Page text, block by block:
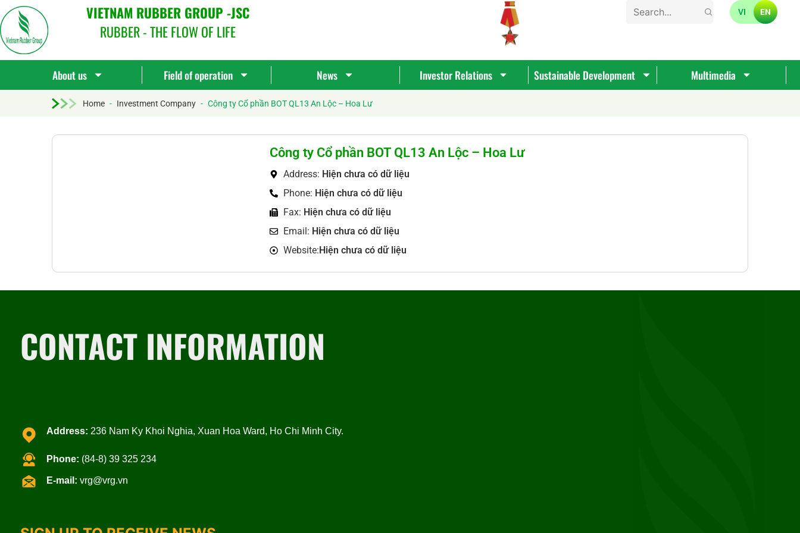
VIETNAM RUBBER GROUP -JSC
RUBBER - THE FLOW OF LIFE
VI EN
About us Field of operation News Investor Relations Sustainable Development Multimedia
Home - Investment Company - Công ty Cổ phần BOT QL13 An Lộc – Hoa Lư
Công ty Cổ phần BOT QL13 An Lộc – Hoa Lư
Address: Hiện chưa có dữ liệu
Phone: Hiện chưa có dữ liệu
Fax: Hiện chưa có dữ liệu
Email: Hiện chưa có dữ liệu
Website:Hiện chưa có dữ liệu
CONTACT INFORMATION
Address: 236 Nam Ky Khoi Nghia, Xuan Hoa Ward, Ho Chi Minh City.
Phone: (84-8) 39 325 234
E-mail: vrg@vrg.vn